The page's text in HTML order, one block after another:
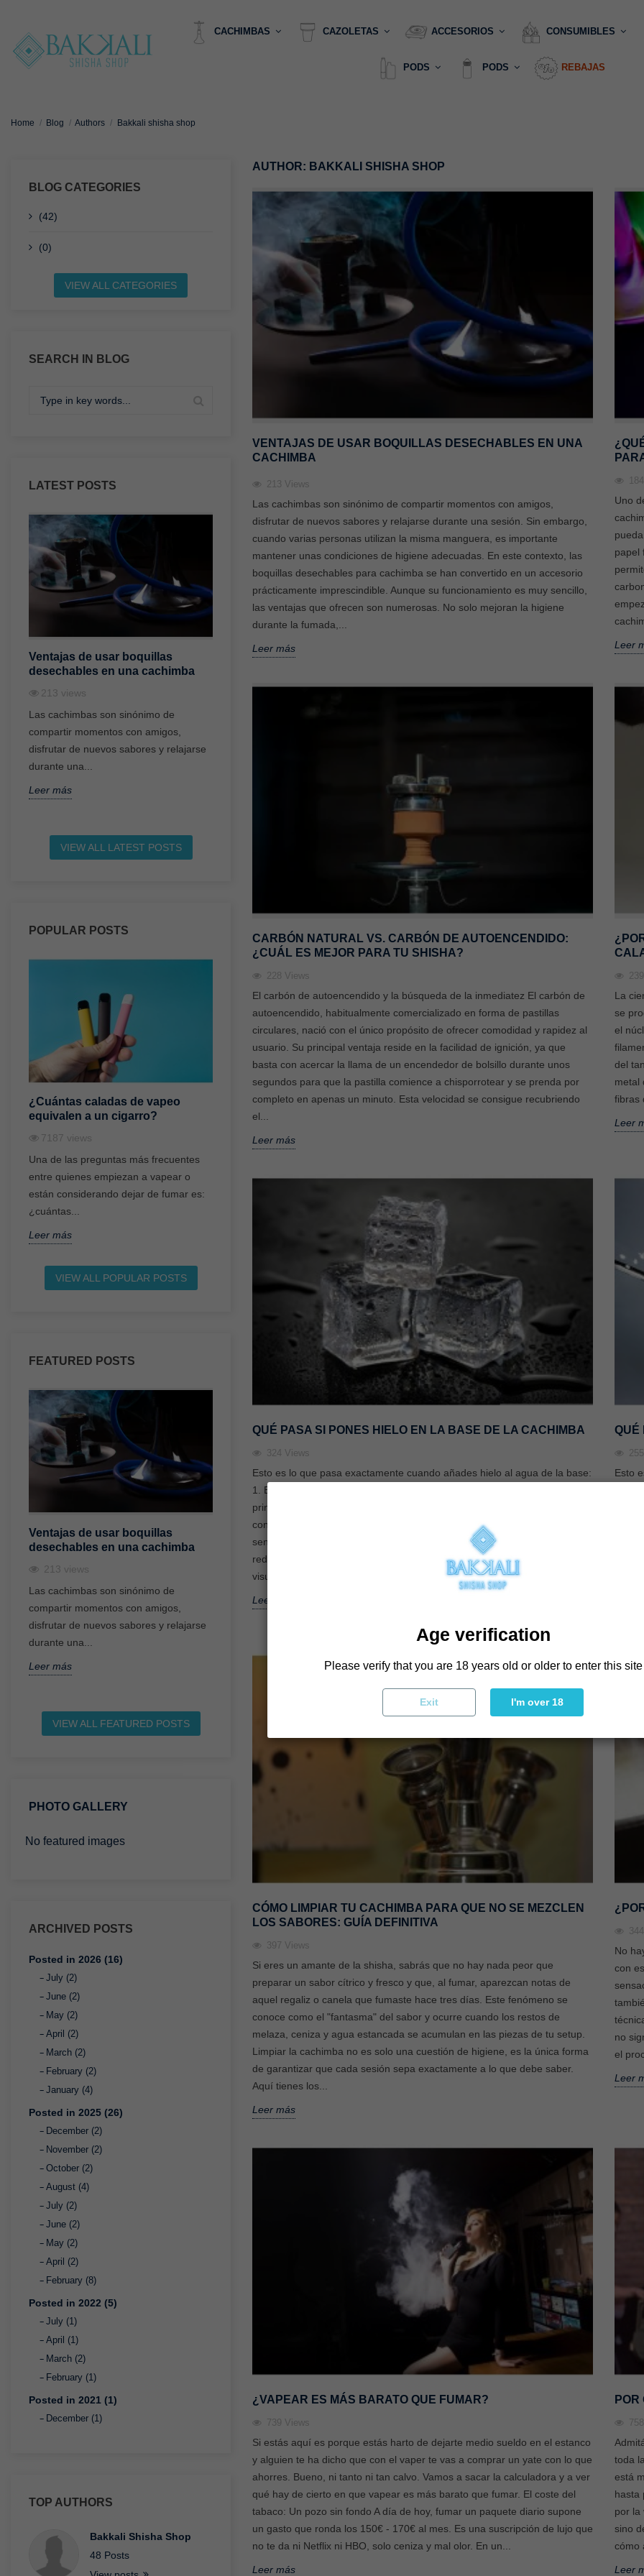
CACHIMBAS CAZOLETAS ACCESORIOS CONSUMIBLES
PODS PODS REBAJAS
Home Blog Authors Bakkali shisha shop
BLOG CATEGORIES
(42)
(0)
VIEW ALL CATEGORIES
SEARCH IN BLOG
LATEST POSTS
Ventajas de usar boquillas
desechables en una cachimba
213 views
Las cachimbas son sinónimo de
compartir momentos con amigos,
disfrutar de nuevos sabores y relajarse
durante una...
Leer más
¿Qué es un gestor de calor en
para tu shisha?
comercializado en...
VIEW ALL LATEST POSTS
POPULAR POSTS
¿Cuántas caladas de vapeo
equivalen a un cigarro?
7187 views
Una de las preguntas más frecuentes
entre quienes empiezan a vapear o
están considerando dejar de fumar es:
¿cuántas...
Leer más
¿A qué edad se puede fumar
vapear sin nicotina?
4925views
tendencia muy popular entre jóvenes y
Vapers vs Cachimbas: ¿Cuál es
nicotina y otras sustancias ha
nuevas...
VIEW ALL POPULAR POSTS
FEATURED POSTS
Ventajas de usar boquillas
desechables en una cachimba
213 views
Las cachimbas son sinónimo de
compartir momentos con amigos,
disfrutar de nuevos sabores y relajarse
durante una...
Leer más
una cachimba y para qué sirve?
revolucionado el mundo de las
Carbón natural vs. Carbón de
autoencendido: ¿Cuál es mejor
para tu shisha?
228views
autoencendido, habitualmente
VIEW ALL FEATURED POSTS
PHOTO GALLERY
No featured images
ARCHIVED POSTS
Posted in 2026 (16)
July (2)
June (2)
May (2)
April (2)
March (2)
February (2)
January (4)
Posted in 2025 (26)
December (2)
November (2)
October (2)
August (4)
July (2)
June (2)
May (2)
April (2)
February (8)
Posted in 2022 (5)
July (1)
April (1)
March (2)
February (1)
Posted in 2021 (1)
December (1)
TOP AUTHORS
Bakkali Shisha Shop
48 Posts
AUTHOR: BAKKALI SHISHA SHOP
VENTAJAS DE USAR BOQUILLAS DESECHABLES EN UNA
CACHIMBA
213 Views
Las cachimbas son sinónimo de compartir momentos con amigos,
disfrutar de nuevos sabores y relajarse durante una sesión. Sin embargo,
cuando varias personas utilizan la misma manguera, es importante
mantener unas condiciones de higiene adecuadas. En este contexto, las
boquillas desechables para cachimba se han convertido en un accesorio
prácticamente imprescindible. Aunque su funcionamiento es muy sencillo,
las ventajas que ofrecen son numerosas. No solo mejoran la higiene
durante la fumada,...
Leer más
184
Uno
papel
Leer
CARBÓN NATURAL VS. CARBÓN DE AUTOENCENDIDO:
¿CUÁL ES MEJOR PARA TU SHISHA?
228 Views
El carbón de autoencendido y la búsqueda de la inmediatez El carbón de
autoencendido, habitualmente comercializado en forma de pastillas
circulares, nació con el único propósito de ofrecer comodidad y rapidez al
usuario. Su principal ventaja reside en la facilidad de ignición, ya que
basta con acercar la llama de un encendedor de bolsillo durante unos
segundos para que la pastilla comience a chisporrotear y se prenda por
completo en apenas un minuto. Esta velocidad se consigue recubriendo
el...
Leer más
239
La
se
el
del
metal
fibras
Leer
QUÉ PASA SI PONES HIELO EN LA BASE DE LA CACHIMBA
324 Views
Esto es lo que pasa exactamente cuando añades hielo al agua de la base:
1. El humo se vuelve mucho más suave y fresco El choque térmico es el
principal beneficio. Cuando el humo caliente del tabaco pasa por el agua
congelada, se enfría drásticamente de forma instantánea. Al inhalarlo, la
sensación en la garganta es mucho más agradable, suave y refrescante,
reduciendo casi por completo ese "raspe" o picor tan molesto. 2. Trucos
visuales: El humo parece más denso Físicamente, el frío contrae...
Leer más
QUÉ
255
Esto
por
CÓMO LIMPIAR TU CACHIMBA PARA QUE NO SE MEZCLEN
LOS SABORES: GUÍA DEFINITIVA
397 Views
Si eres un amante de la shisha, sabrás que no hay nada peor que
preparar un sabor cítrico y fresco y que, al fumar, aparezcan notas de
aquel regaliz o canela que fumaste hace tres días. Este fenómeno se
conoce como el "fantasma" del sabor y ocurre cuando los restos de
melaza, ceniza y agua estancada se acumulan en las piezas de tu setup.
Limpiar la cachimba no es solo una cuestión de higiene, es la única forma
de garantizar que cada sesión sepa exactamente a lo que debe saber.
Aquí tienes los...
Leer más
344
No
con
no
el
Leer
¿VAPEAR ES MÁS BARATO QUE FUMAR?
739 Views
Si estás aquí es porque estás harto de dejarte medio sueldo en el estanco
y alguien te ha dicho que con el vaper te vas a comprar un yate con lo que
ahorres. Bueno, ni tanto ni tan calvo. Vamos a sacar la calculadora y a ver
qué hay de cierto en que vapear es más barato que fumar. El coste del
tabaco: Un pozo sin fondo A día de hoy, fumar un paquete diario supone
un gasto que ronda los 150€ - 170€ al mes. Es una suscripción de lujo que
no te da ni Netflix ni HBO, solo ceniza y mal olor. En un...
Leer más
POR
758
toda
está
hasta
por la
sino
cómo
Leer
Age verification
Please verify that you are 18 years old or older to enter this site
Exit I'm over 18